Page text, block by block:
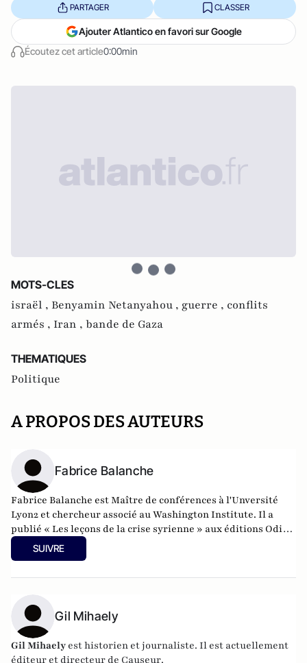
Écoutez cet article0:00min
PARTAGER CLASSER
Ajouter Atlantico en favori sur Google
MOTS-CLES
israël , Benyamin Netanyahou , guerre , conflits
armés , Iran , bande de Gaza
THEMATIQUES
Politique
A PROPOS DES AUTEURS
Fabrice Balanche
Fabrice Balanche est Maître de conférences à l'Unversité
Lyon2 et chercheur associé au Washington Institute. Il a
publié « Les leçons de la crise syrienne » aux éditions Odile
Jacob, 2024, pour lequel il a obtenu le prix de Géopolitique
2024 de la part du ministère de la Défense.
SUIVRE
Gil Mihaely
Gil Mihaely est historien et journaliste. Il est actuellement
éditeur et directeur de Causeur.